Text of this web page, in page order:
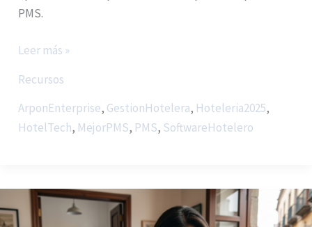
PMS.
Leer más »
Recursos
ArponEnterprise, GestionHotelera, Hoteleria2025,
HotelTech, MejorPMS, PMS, SoftwareHotelero
Cómo
evitar